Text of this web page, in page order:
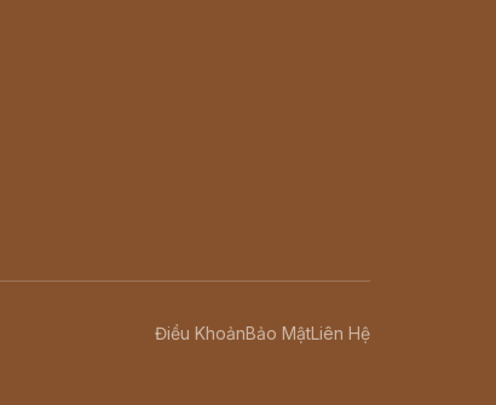
Điều KhoảnBảo MậtLiên Hệ